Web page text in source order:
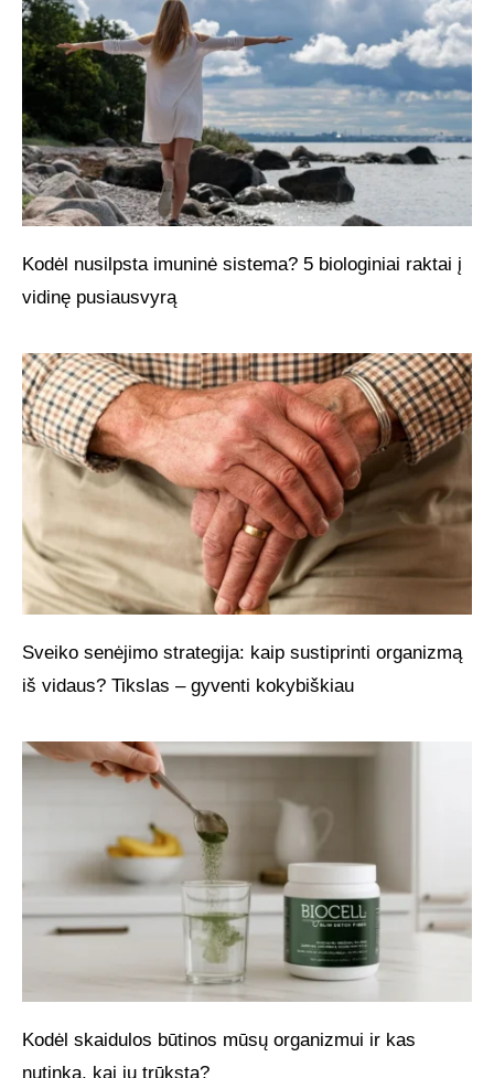
Kodėl nusilpsta imuninė sistema? 5 biologiniai raktai į
vidinę pusiausvyrą
Sveiko senėjimo strategija: kaip sustiprinti organizmą
iš vidaus? Tikslas – gyventi kokybiškiau
Kodėl skaidulos būtinos mūsų organizmui ir kas
nutinka, kai jų trūksta?